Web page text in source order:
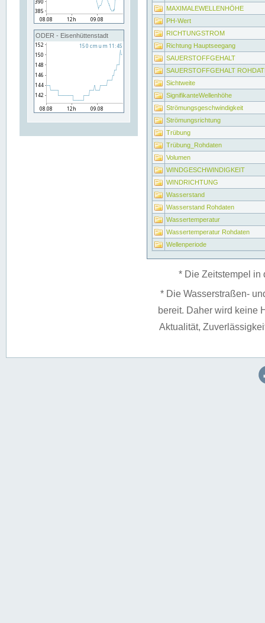
ODER - Eisenhüttenstadt
MAXIMALEWELLENHÖHE
PH-Wert
RICHTUNGSTROM
Richtung Hauptseegang
SAUERSTOFFGEHALT
SAUERSTOFFGEHALT
Sichtweite
SignifikanteWellenhöhe
Strömungsgeschwindigkeit
Strömungsrichtung
Trübung
Trübung_Rohdaten
Volumen
WINDGESCHWINDIGKEIT
WINDRICHTUNG
Wasserstand
Wasserstand Rohdaten
Wassertemperatur
Wassertemperatur Rohdaten
Wellenperiode
* Die Zeitstempel in
* Die Wasserstraßen-
bereit. Daher wird keine
Aktualität,